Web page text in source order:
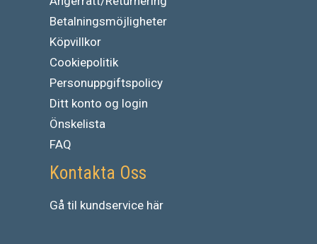
Betalningsmöjligheter
Köpvillkor
Cookiepolitik
Personuppgiftspolicy
Ditt konto og login
Önskelista
FAQ
Kontakta Oss
Gå til kundservice här